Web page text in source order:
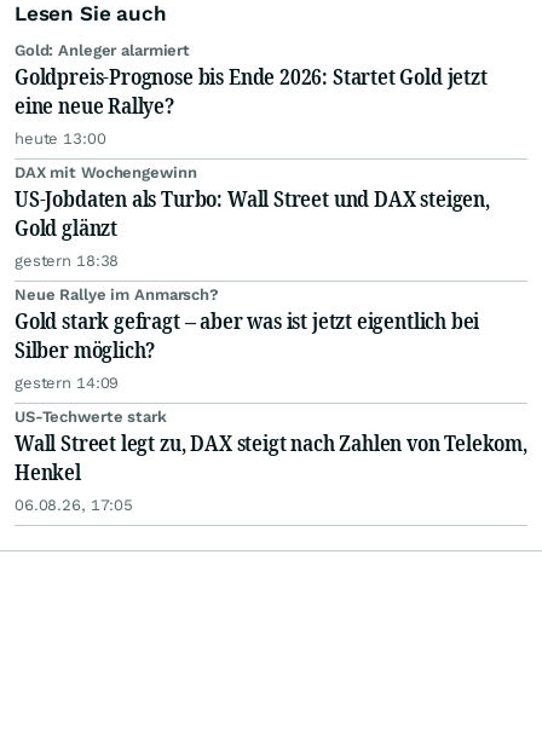
Lesen Sie auch
Gold: Anleger alarmiert
Goldpreis-Prognose bis Ende 2026: Startet Gold jetzt
eine neue Rallye?
heute 13:00
DAX mit Wochengewinn
US-Jobdaten als Turbo: Wall Street und DAX steigen,
Gold glänzt
gestern 18:38
Neue Rallye im Anmarsch?
Gold stark gefragt – aber was ist jetzt eigentlich bei
Silber möglich?
gestern 14:09
US-Techwerte stark
Wall Street legt zu, DAX steigt nach Zahlen von Telekom,
Henkel
06.08.26, 17:05